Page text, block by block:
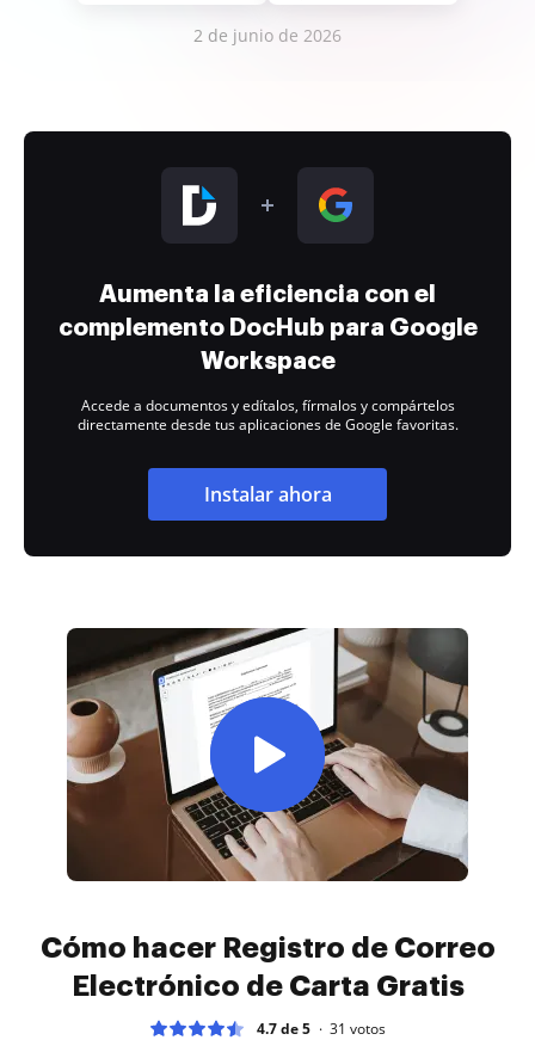
2 de junio de 2026
Aumenta la eficiencia con el
complemento DocHub para Google
Workspace
Accede a documentos y edítalos, fírmalos y compártelos
directamente desde tus aplicaciones de Google favoritas.
Instalar ahora
Cómo hacer Registro de Correo
Electrónico de Carta Gratis
4.7 de 5 31 votos